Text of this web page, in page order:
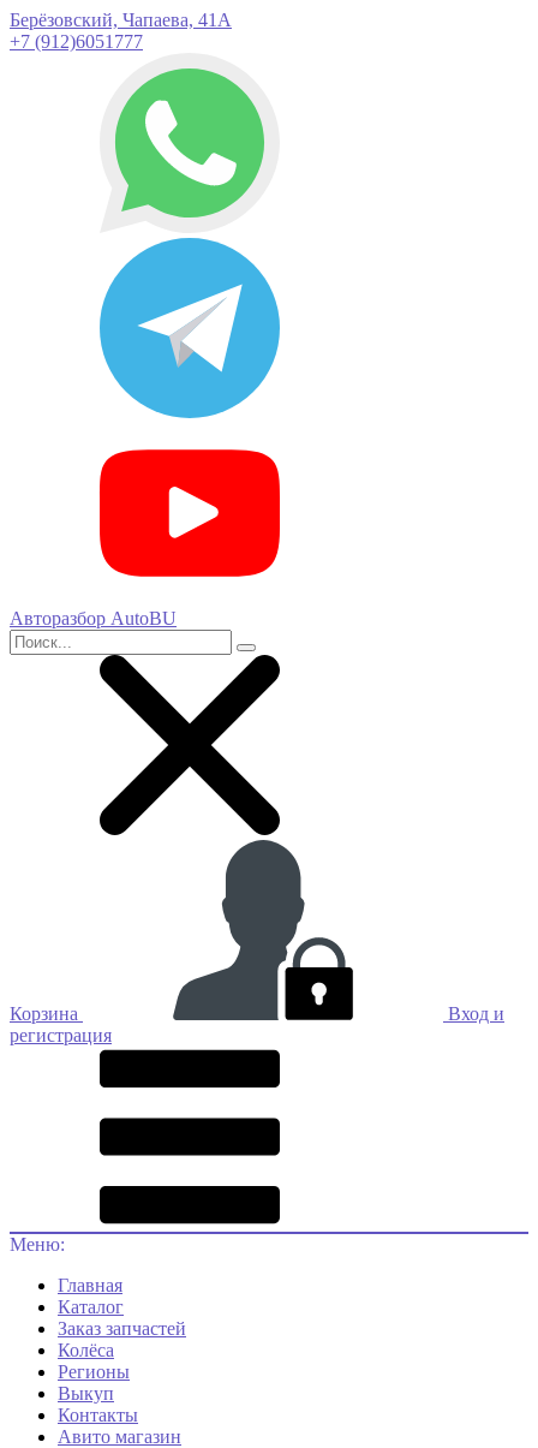
Берёзовский, Чапаева, 41А
+7 (912)6051777
Авторазбор AutoBU
Корзина
Вход и
регистрация
Меню:
Главная
Каталог
Заказ запчастей
Колёса
Регионы
Выкуп
Контакты
Авито магазин